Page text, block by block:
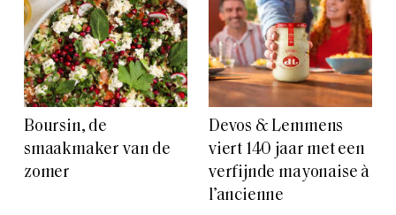
Boursin, de
smaakmaker van de
zomer
Devos & Lemmens
viert 140 jaar met een
verfijnde mayonaise à
l’ancienne